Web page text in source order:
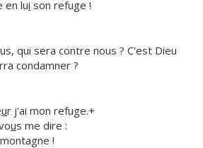
en lui son refuge !
qui sera contre nous ? C'est Dieu
condamner ?
ur j'ai mon refuge.+
us me dire :
!